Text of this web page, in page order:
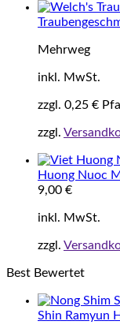
Mehrweg
inkl. MwSt.
zzgl. 0,25 €
zzgl.
Huong Nuoc
9,00 €
inkl. MwSt.
zzgl.
Best Bewertet
Shin Ramyun